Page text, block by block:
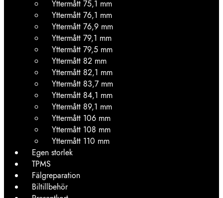
Yttermått 75,1 mm
Yttermått 76,1 mm
Yttermått 76,9 mm
Yttermått 79,1 mm
Yttermått 79,5 mm
Yttermått 82 mm
Yttermått 82,1 mm
Yttermått 83,7 mm
Yttermått 84,1 mm
Yttermått 89,1 mm
Yttermått 106 mm
Yttermått 108 mm
Yttermått 110 mm
Egen storlek
TPMS
Fälgreparation
Biltillbehör